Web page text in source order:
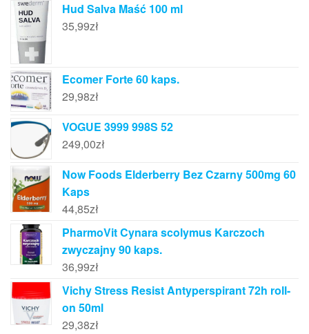
Hud Salva Maść 100 ml
35,99zł
Ecomer Forte 60 kaps.
29,98zł
VOGUE 3999 998S 52
249,00zł
Now Foods Elderberry Bez Czarny 500mg 60
Kaps
44,85zł
PharmoVit Cynara scolymus Karczoch
zwyczajny 90 kaps.
36,99zł
Vichy Stress Resist Antyperspirant 72h roll-
on 50ml
29,38zł